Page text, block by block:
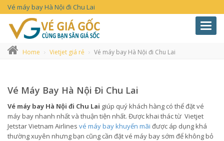
Vé máy bay Hà Nội đi Chu Lai
Home Vietjet giá rẻ Vé máy bay Hà Nội đi Chu Lai
Vé Máy Bay Hà Nội Đi Chu Lai
Vé máy bay Hà Nội đi Chu Lai giúp quý khách hàng có thể đặt vé
máy bay nhanh nhất và thuận tiện nhất. Được khai thác từ Vietjet
Jetstar Vietnam Airlines vé máy bay khuyến mãi được áp dụng khá
thường xuyên nhưng bạn cũng cần đặt vé máy bay sớm để không bỏ